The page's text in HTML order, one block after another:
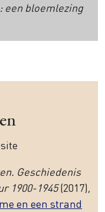
een bloemlezing
Geschiedenis
1900-1945(2017),
en een strand